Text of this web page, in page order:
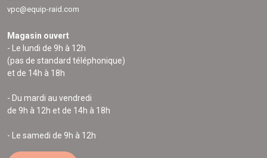
vpc@equip-raid.com
Magasin ouvert
- Le lundi de 9h à 12h
(pas de standard téléphonique)
et de 14h à 18h
- Du mardi au vendredi
de 9h à 12h et de 14h à 18h
- Le samedi de 9h à 12h